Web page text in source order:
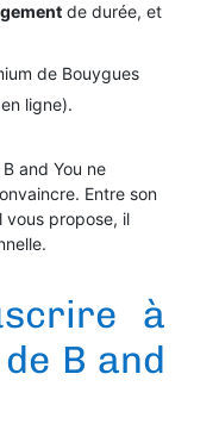
de durée, et
de Bouygues
ligne).
and You ne
Entre son
vous propose, il
à
B and